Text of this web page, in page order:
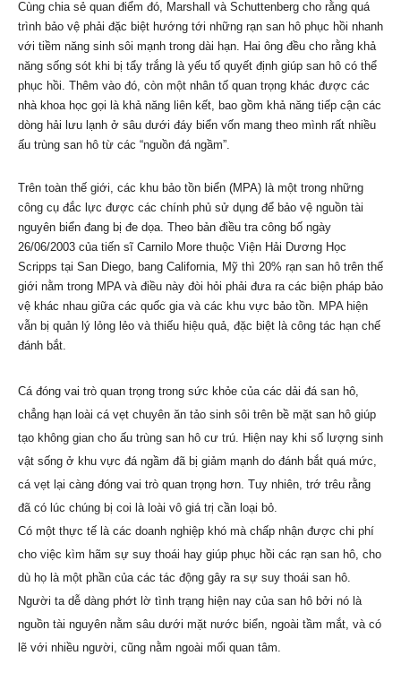
Cùng chia sẻ quan điểm đó, Marshall và Schuttenberg cho rằng quá
trình bảo vệ phải đặc biệt hướng tới những rạn san hô phục hồi nhanh
với tiềm năng sinh sôi mạnh trong dài hạn. Hai ông đều cho rằng khả
năng sống sót khi bị tẩy trắng là yếu tố quyết định giúp san hô có thể
phục hồi. Thêm vào đó, còn một nhân tố quan trọng khác được các
nhà khoa học gọi là khả năng liên kết, bao gồm khả năng tiếp cận các
dòng hải lưu lạnh ở sâu dưới đáy biển vốn mang theo mình rất nhiều
ấu trùng san hô từ các “nguồn đá ngầm”.
Trên toàn thế giới, các khu bảo tồn biển (MPA) là một trong những
công cụ đắc lực được các chính phủ sử dụng để bảo vệ nguồn tài
nguyên biển đang bị đe dọa. Theo bản điều tra công bố ngày
26/06/2003 của tiến sĩ Carnilo More thuộc Viện Hải Dương Học
Scripps tại San Diego, bang California, Mỹ thì 20% rạn san hô trên thế
giới nằm trong MPA và điều này đòi hỏi phải đưa ra các biện pháp bảo
vệ khác nhau giữa các quốc gia và các khu vực bảo tồn. MPA hiện
vẫn bị quản lý lỏng lẻo và thiếu hiệu quả, đặc biệt là công tác hạn chế
đánh bắt.
Cá đóng vai trò quan trọng trong sức khỏe của các dải đá san hô,
chẳng hạn loài cá vẹt chuyên ăn tảo sinh sôi trên bề mặt san hô giúp
tạo không gian cho ấu trùng san hô cư trú. Hiện nay khi số lượng sinh
vật sống ở khu vực đá ngầm đã bị giảm mạnh do đánh bắt quá mức,
cá vẹt lại càng đóng vai trò quan trọng hơn. Tuy nhiên, trớ trêu rằng
đã có lúc chúng bị coi là loài vô giá trị cần loại bỏ.
Có một thực tế là các doanh nghiệp khó mà chấp nhận được chi phí
cho việc kìm hãm sự suy thoái hay giúp phục hồi các rạn san hô, cho
dù họ là một phần của các tác động gây ra sự suy thoái san hô.
Người ta dễ dàng phớt lờ tình trạng hiện nay của san hô bởi nó là
nguồn tài nguyên nằm sâu dưới mặt nước biển, ngoài tầm mắt, và có
lẽ với nhiều người, cũng nằm ngoài mối quan tâm.